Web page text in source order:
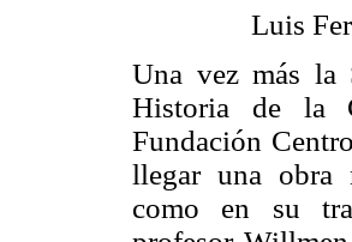
Luis
Una vez más la
Historia de la
Fundación
llegar una obra
como en su